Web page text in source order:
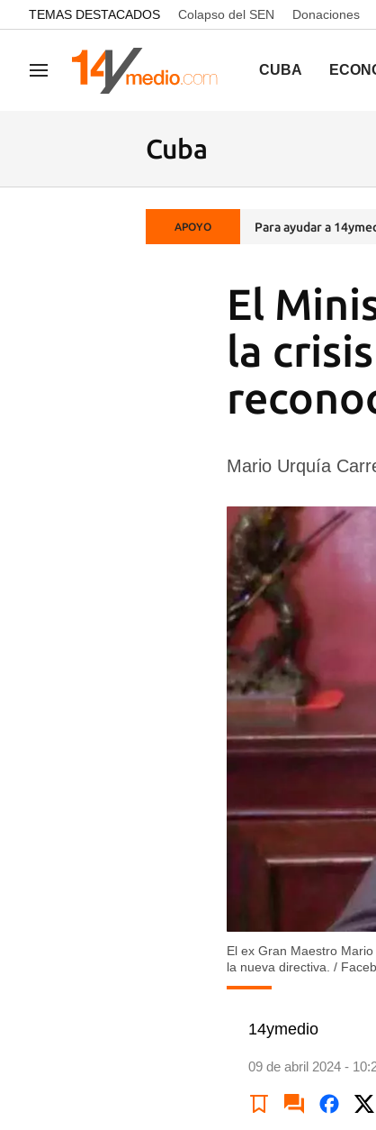
common.go-to-content
TEMAS DESTACADOS Colapso del SEN Donaciones
Navegación CUBA
Cuba
APOYO Para ayudar a
El
la
Mario Urquía
El ex Gran Maestro
la nueva directiva. /
14ymedio
09 de abril 2024 -